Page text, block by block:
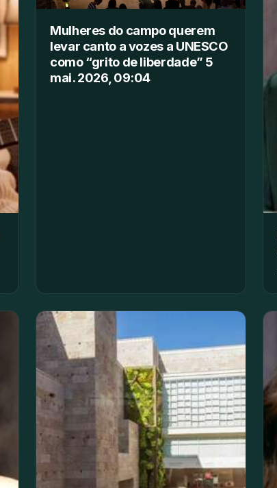
Mulheres do campo querem
levar canto a vozes a UNESCO
como “grito de liberdade” 5
mai. 2026, 09:04